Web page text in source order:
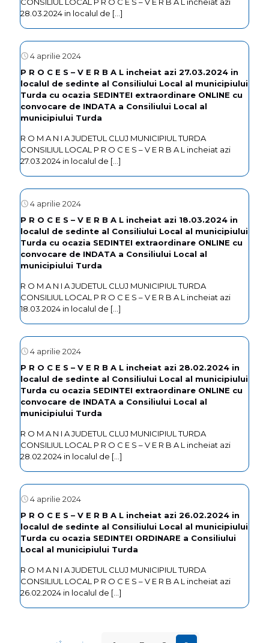
28.03.2024 in localul de […]
4 aprilie 2024
P R O C E S – V E R B A L incheiat azi 27.03.2024 in
localul de sedinte al Consiliului Local al municipiului
Turda cu ocazia SEDINTEI extraordinare ONLINE cu
convocare de INDATA a Consiliului Local al
municipiului Turda
R O M A N I A JUDETUL CLUJ MUNICIPIUL TURDA
CONSILIUL LOCAL P R O C E S – V E R B A L incheiat azi
27.03.2024 in localul de […]
4 aprilie 2024
P R O C E S – V E R B A L incheiat azi 18.03.2024 in
localul de sedinte al Consiliului Local al municipiului
Turda cu ocazia SEDINTEI extraordinare ONLINE cu
convocare de INDATA a Consiliului Local al
municipiului Turda
R O M A N I A JUDETUL CLUJ MUNICIPIUL TURDA
CONSILIUL LOCAL P R O C E S – V E R B A L incheiat azi
18.03.2024 in localul de […]
4 aprilie 2024
P R O C E S – V E R B A L incheiat azi 28.02.2024 in
localul de sedinte al Consiliului Local al municipiului
Turda cu ocazia SEDINTEI extraordinare ONLINE cu
convocare de INDATA a Consiliului Local al
municipiului Turda
R O M A N I A JUDETUL CLUJ MUNICIPIUL TURDA
CONSILIUL LOCAL P R O C E S – V E R B A L incheiat azi
28.02.2024 in localul de […]
4 aprilie 2024
P R O C E S – V E R B A L incheiat azi 26.02.2024 in
localul de sedinte al Consiliului Local al municipiului
Turda cu ocazia SEDINTEI ORDINARE a Consiliului
Local al municipiului Turda
R O M A N I A JUDETUL CLUJ MUNICIPIUL TURDA
CONSILIUL LOCAL P R O C E S – V E R B A L incheiat azi
26.02.2024 in localul de […]